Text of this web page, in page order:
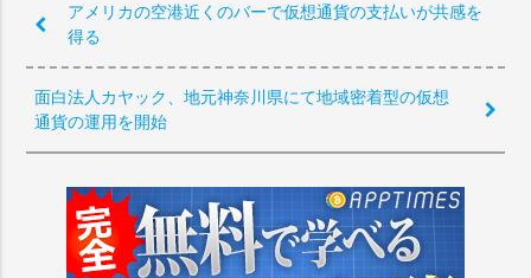
アメリカの空港近くのバーで仮想通貨の支払いが共感を
得る
面白法人カヤック、地元神奈川県にて地域密着型の仮想
通貨の運用を開始